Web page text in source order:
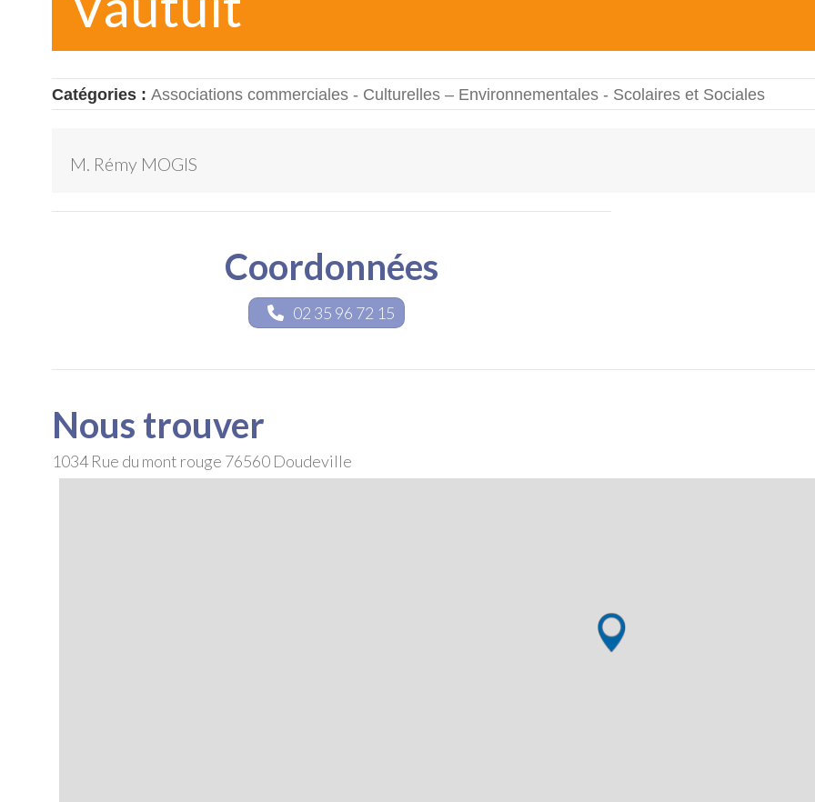
Catégories : Associations commerciales - Culturelles – Environnementales - Scolaires et Sociales
M. Rémy MOGIS
Coordonnées
02 35 96 72 15
Nous trouver
1034 Rue du mont rouge 76560 Doudeville